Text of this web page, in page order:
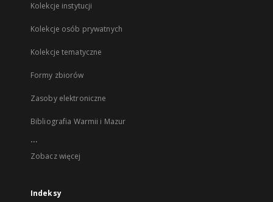
Kolekcje instytucji
Kolekcje osób prywatnych
Kolekcje tematyczne
Formy zbiorów
Zasoby elektroniczne
Bibliografia Warmii i Mazur
...
Zobacz więcej
Indeksy